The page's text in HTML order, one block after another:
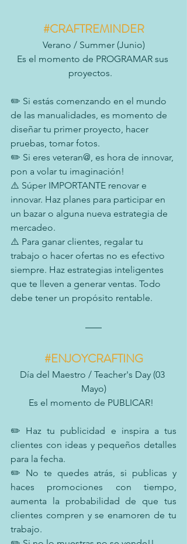
#CRAFTREMINDER
Verano / Summer (Junio)
Es el momento de PROGRAMAR sus
proyectos.
✏️ Si estás comenzando en el mundo
de las manualidades, es momento de
diseñar tu primer proyecto, hacer
pruebas, tomar fotos.
✏️ Si eres veteran@, es hora de innovar,
pon a volar tu imaginación!
⚠️ Súper IMPORTANTE renovar e
innovar. Haz planes para participar en
un bazar o alguna nueva estrategia de
mercadeo.
⚠️ Para ganar clientes, regalar tu
trabajo o hacer ofertas no es efectivo
siempre. Haz estrategias inteligentes
que te lleven a generar ventas. Todo
debe tener un propósito rentable.
#ENJOYCRAFTING
Día del Maestro / Teacher's Day (03
Mayo)
Es el momento de PUBLICAR!
✏️ Haz tu publicidad e inspira a tus
clientes con ideas y pequeños detalles
para la fecha.
✏️ No te quedes atrás, si publicas y
haces promociones con tiempo,
aumenta la probabilidad de que tus
clientes compren y se enamoren de tu
trabajo.